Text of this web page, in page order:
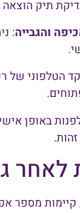
תיק הוצאה
והגבייה:
באופן
לאחר
קיימות מספר